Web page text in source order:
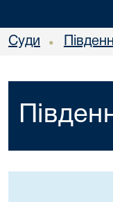
Суди •